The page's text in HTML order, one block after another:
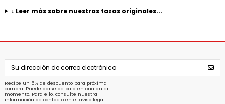
↓ Leer más sobre nuestras tazas originales...
Recibe un 5% de descuento para próxima
compra. Puede darse de baja en cualquier
momento. Para ello, consulte nuestra
información de contacto en el aviso legal.